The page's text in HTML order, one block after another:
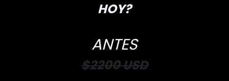
HOY?
ANTES
$2200 USD